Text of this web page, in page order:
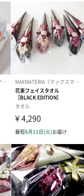
相手のご住所に直接お
手に直接手渡しする場